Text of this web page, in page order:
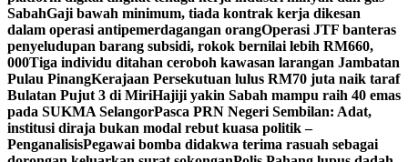
SabahGaji bawah minimum, tiada kontrak kerja dikesan
dalam operasi antipemerdagangan orangOperasi JTF banteras
penyeludupan barang subsidi, rokok bernilai lebih RM660,
000Tiga individu ditahan ceroboh kawasan larangan Jambatan
Pulau PinangKerajaan Persekutuan lulus RM70 juta naik taraf
Bulatan Pujut 3 di MiriHajiji yakin Sabah mampu raih 40 emas
pada SUKMA SelangorPasca PRN Negeri Sembilan: Adat,
institusi diraja bukan modal rebut kuasa politik –
PenganalisisPegawai bomba didakwa terima rasuah sebagai